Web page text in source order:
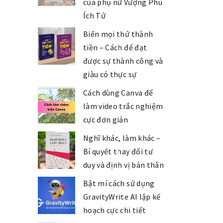
Ích Tử
Biến mọi thứ thành
tiền – Cách để đạt
được sự thành công và
giàu có thực sự
Cách dùng Canva để
làm video trắc nghiệm
cực đơn giản
Nghĩ khác, làm khác –
Bí quyết thay đổi tư
duy và định vị bản thân
Bật mí cách sử dụng
GravityWrite AI lập kế
hoạch cực chi tiết